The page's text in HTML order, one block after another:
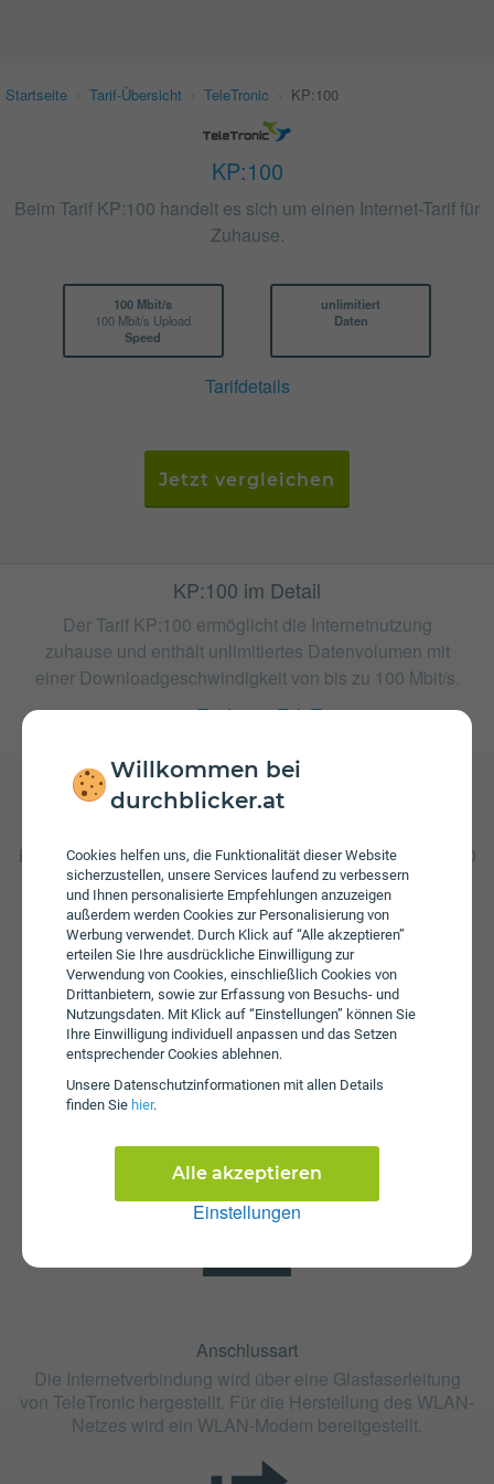
Willkommen bei
durchblicker.at
Cookies helfen uns, die Funktionalität dieser Website
sicherzustellen, unsere Services laufend zu verbessern
und Ihnen personalisierte Empfehlungen anzuzeigen
außerdem werden Cookies zur Personalisierung von
Werbung verwendet. Durch Klick auf “Alle akzeptieren”
erteilen Sie Ihre ausdrückliche Einwilligung zur
Verwendung von Cookies, einschließlich Cookies von
Drittanbietern, sowie zur Erfassung von Besuchs- und
Nutzungsdaten. Mit Klick auf “Einstellungen” können Sie
Ihre Einwilligung individuell anpassen und das Setzen
entsprechender Cookies ablehnen.
Unsere Daten­schutz­informationen mit allen Details
finden Sie hier.
Einstellungen
Alle akzeptieren
Startseite Tarif-Übersicht TeleTronic KP:100
KP:100
Beim Tarif KP:100 handelt es sich um einen Internet-Tarif für
Zuhause.
100 Mbit/s
100 Mbit/s Upload
Speed
unlimitiert
Daten
Tarifdetails
Jetzt vergleichen
KP:100 im Detail
Der Tarif KP:100 ermöglicht die Internetnutzung
zuhause und enthält unlimitiertes Datenvolumen mit
einer Downloadgeschwindigkeit von bis zu 100 Mbit/s.
weitere Tarife von TeleTronic
Beim Tarif KP:100 fallen monatliche Gebühren von € 46,60
an.
Die Vertragslaufzeit bei KP:100 beträgt 24 Monate. Die
Anschlussart
Die Internetverbindung wird über eine Glasfaserleitung
von TeleTronic hergestellt. Für die Herstellung des WLAN-
Netzes wird ein WLAN-Modem bereitgestellt.